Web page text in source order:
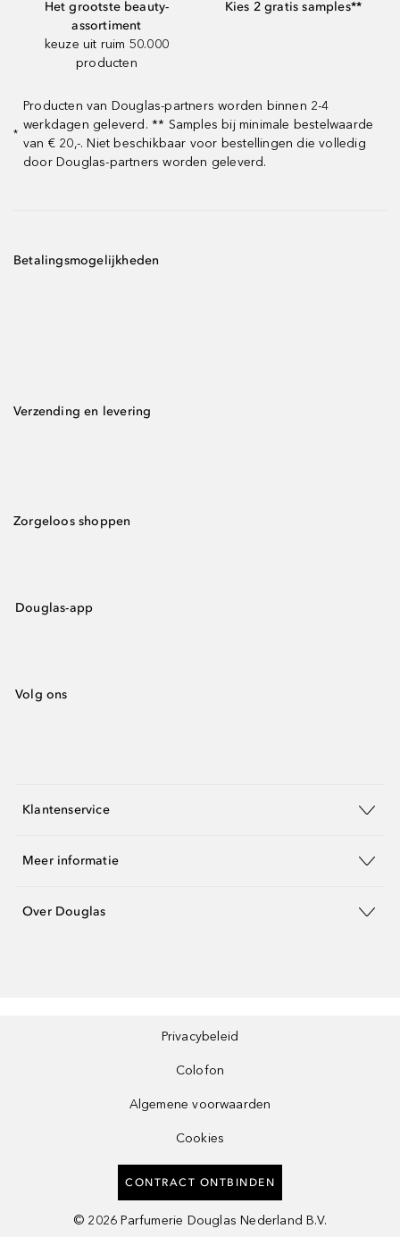
Het grootste beauty-
assortiment
keuze uit ruim 50.000
producten
Kies 2 gratis samples**
*
Producten van Douglas-partners worden binnen 2-4
werkdagen geleverd. ** Samples bij minimale bestelwaarde
van € 20,-. Niet beschikbaar voor bestellingen die volledig
door Douglas-partners worden geleverd.
Betalingsmogelijkheden
Verzending en levering
Zorgeloos shoppen
Douglas-app
Volg ons
Klantenservice
Meer informatie
Over Douglas
Privacybeleid
Colofon
Algemene voorwaarden
Cookies
CONTRACT ONTBINDEN
© 2026 Parfumerie Douglas Nederland B.V.